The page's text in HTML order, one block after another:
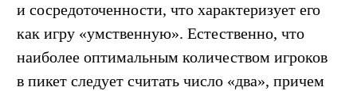
и сосредоточенности, что характеризует его
как игру «умственную». Естественно, что
наиболее оптимальным количеством игроков
в пикет следует считать число «два», причем